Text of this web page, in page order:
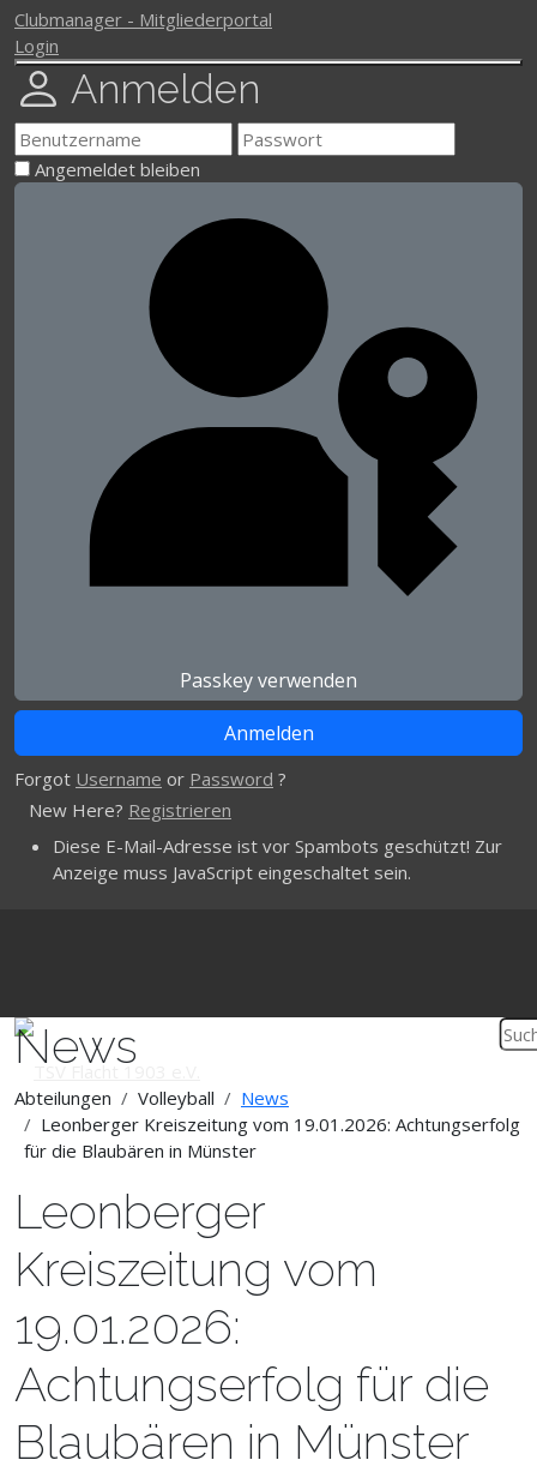
Clubmanager - Mitgliederportal
Login
Anmelden
Angemeldet bleiben
Passkey verwenden
Forgot Username or Password ?
New Here? Registrieren
Diese E-Mail-Adresse ist vor Spambots geschützt! Zur
Anzeige muss JavaScript eingeschaltet sein.
News
Abteilungen Volleyball
News
Leonberger Kreiszeitung vom 19.01.2026: Achtungserfolg
für die Blaubären in Münster
Leonberger
Kreiszeitung vom
19.01.2026:
Achtungserfolg für die
Blaubären in Münster